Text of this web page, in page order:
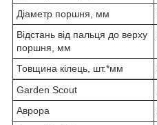
Діаметр поршня, мм
Відстань від пальця до верху
поршня, мм
Товщина кілець, шт.*мм
Garden Scout
Аврора